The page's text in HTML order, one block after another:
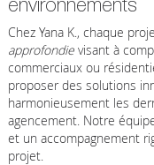
Chez Yana K., chaque
approfondievisant à
commerciaux ou
proposer des solutions
harmonieusement les
agencement. Notre
et un accompagnement
projet.